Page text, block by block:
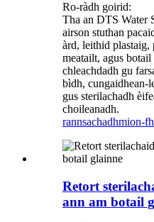
Ro-ràdh goirid:
Tha an DTS Water
airson stuthan
àrd, leithid plastaig,
meatailt, agus
chleachdadh gu
bìdh, cungaidhean-
gus sterilachadh
choileanadh.
rannsachadhmion-
Retort
ann am botail